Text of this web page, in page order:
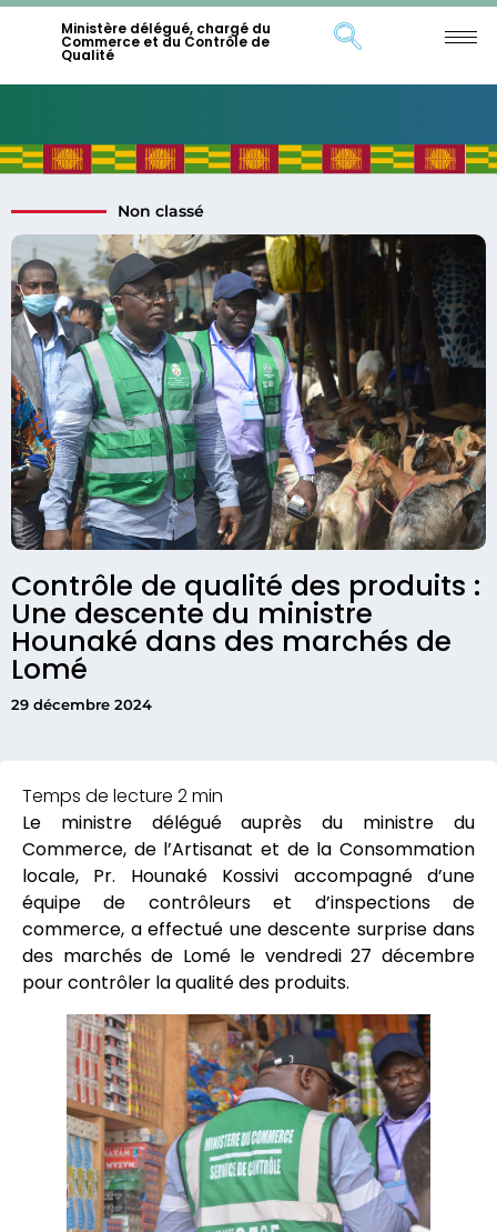
Ministère délégué, chargé du
Commerce et du Contrôle de
Qualité
Contrôle de qualité des produits :
Une descente du ministre
Hounaké dans des marchés de
Lomé
29 décembre 2024
Non classé
Le ministre délégué auprès du ministre du
Commerce, de l’Artisanat et de la Consommation
locale, Pr. Hounaké Kossivi accompagné d’une
équipe de contrôleurs et d’inspections de
commerce, a effectué une descente surprise dans
des marchés de Lomé le vendredi 27 décembre
pour contrôler la qualité des produits.